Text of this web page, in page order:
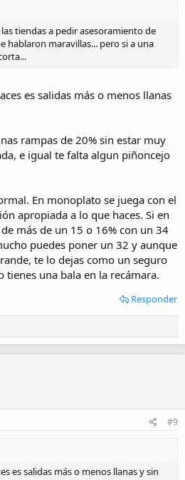
tiendas a pedir asesoramiento de
hablaron maravillas... pero si a una
es salidas más o menos llanas
rampas de 20% sin estar muy
e igual te falta algun piñoncejo
En monoplato se juega con el
apropiada a lo que haces. Si en
más de un 15 o 16% con un 34
puedes poner un 32 y aunque
te lo dejas como un seguro
tienes una bala en la recámara.
Responder
#9
es salidas más o menos llanas y sin